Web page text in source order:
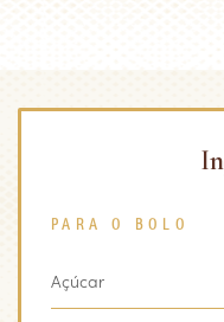
PARA O BOLO
Açúcar